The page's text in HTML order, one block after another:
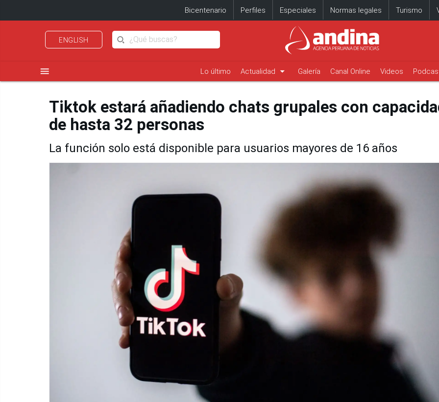
Bicentenario Perfiles Especiales Normas legales Turismo
ENGLISH
menu Lo último Actualidad arrow_drop_down Galería Canal Online Videos
Tiktok estará añadiendo chats grupales con
de hasta 32 personas
La función solo está disponible para usuarios mayores de 16 años